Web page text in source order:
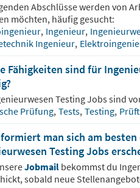
Abschlüsse werden von
möchten, häufig gesucht:
, Ingenieur,
Ingenieur,
Fähigkeiten sind für
TestingJobs sind
Prüfung, Tests, Testing,
man sich am
Testing Jobs
Jobmail bekommst du
sobald neue